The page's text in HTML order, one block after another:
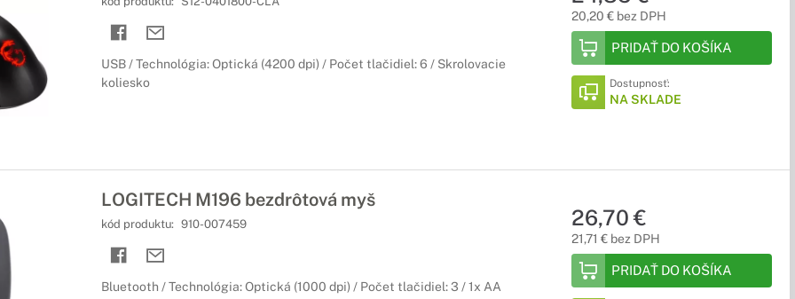
USB / Technológia: Optická (4200 dpi) / Počet tlačidiel: 6 / Skrolovacie
koliesko
20,20 € bez DPH
PRIDAŤ DO KOŠÍKA
Dostupnosť:
NA SKLADE
LOGITECH M196 bezdrôtová myš
kód produktu: 910-007459
Bluetooth / Technológia: Optická (1000 dpi) / Počet tlačidiel: 3 / 1x AA
26,70 €
21,71 € bez DPH
PRIDAŤ DO KOŠÍKA